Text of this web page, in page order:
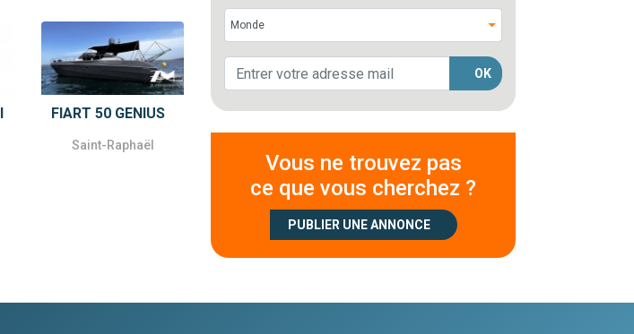
FIART 50 GENIUS
Saint-Raphaël
OK
Vous ne trouvez pas
ce que vous cherchez ?
PUBLIER UNE ANNONCE